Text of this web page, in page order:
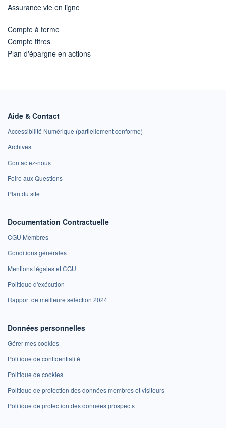
Assurance vie en ligne
Compte à terme
Compte titres
Plan d'épargne en actions
Aide & Contact
Accessibilité Numérique (partiellement conforme)
Archives
Contactez-nous
Foire aux Questions
Plan du site
Documentation Contractuelle
CGU Membres
Conditions générales
Mentions légales et CGU
Politique d'exécution
Rapport de meilleure sélection 2024
Données personnelles
Gérer mes cookies
Politique de confidentialité
Politique de cookies
Politique de protection des données membres et visiteurs
Politique de protection des données prospects